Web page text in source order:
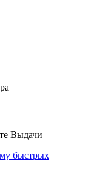
Выдачи
быстрых